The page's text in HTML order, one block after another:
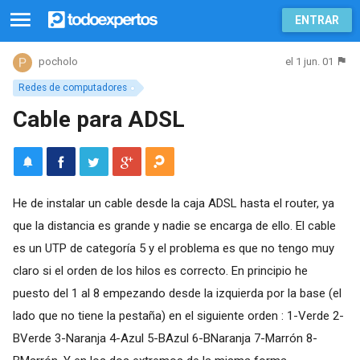
ENTRAR
Redes de computadores
pocholo el 1 jun. 01
Cable para ADSL
He de instalar un cable desde la caja ADSL hasta el router, ya
que la distancia es grande y nadie se encarga de ello. El cable
es un UTP de categoría 5 y el problema es que no tengo muy
claro si el orden de los hilos es correcto. En principio he
puesto del 1 al 8 empezando desde la izquierda por la base (el
lado que no tiene la pestaña) en el siguiente orden : 1-Verde 2-
BVerde 3-Naranja 4-Azul 5-BAzul 6-BNaranja 7-Marrón 8-